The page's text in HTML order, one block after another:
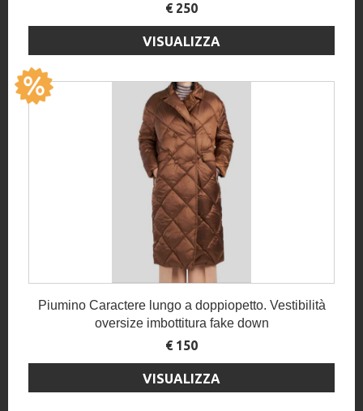
€ 250
VISUALIZZA
Piumino Caractere lungo a doppiopetto. Vestibilità
oversize imbottitura fake down
€ 150
VISUALIZZA